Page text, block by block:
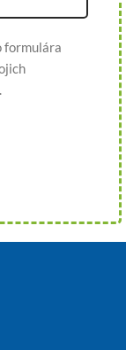
formulára